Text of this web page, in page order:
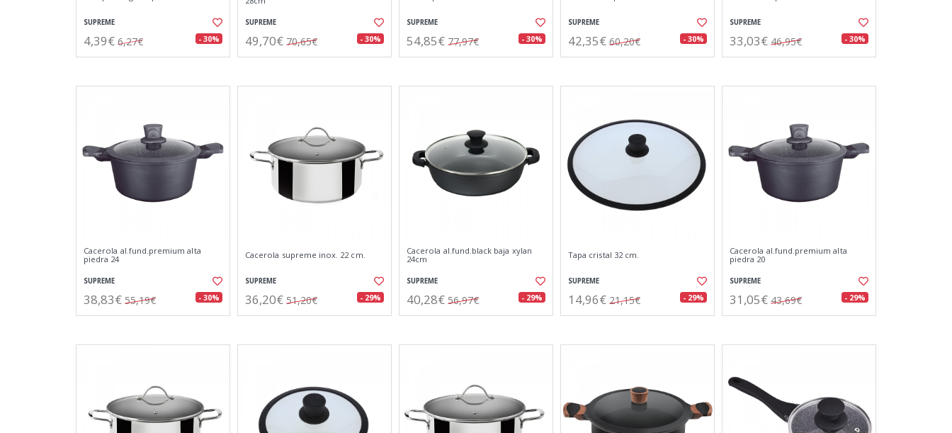
SUPREME
4,39€ 6,27€ - 30%
SUPREME
49,70€ 70,65€ - 30%
SUPREME
54,85€ 77,97€ - 30%
SUPREME
42,35€ 60,20€ - 30%
SUPREME
33,03€ 46,95€ - 30%
Cacerola al.fund.premium alta
piedra 24
SUPREME
38,83€ 55,19€ - 30%
Cacerola supreme inox. 22 cm.
SUPREME
36,20€ 51,20€ - 29%
Cacerola al.fund.black baja xylan
24cm
SUPREME
40,28€ 56,97€ - 29%
Tapa cristal 32 cm.
SUPREME
14,96€ 21,15€ - 29%
Cacerola al.fund.premium alta
piedra 20
SUPREME
31,05€ 43,69€ - 29%